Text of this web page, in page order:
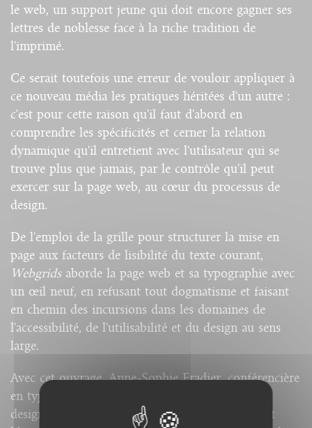
le web, un support jeune qui doit encore gagner ses
lettres de noblesse face à la riche tradition de
l'imprimé.
Ce serait toutefois une erreur de vouloir appliquer à
ce nouveau média les pratiques héritées d'un autre :
c'est pour cette raison qu'il faut d'abord en
comprendre les spécificités et cerner la relation
dynamique qu'il entretient avec l'utilisateur qui se
trouve plus que jamais, par le contrôle qu'il peut
exercer sur la page web, au cœur du processus de
design.
De l'emploi de la grille pour structurer la mise en
page aux facteurs de lisibilité du texte courant,
Webgridsaborde la page web et sa typographie avec
un œil neuf, en refusant tout dogmatisme et faisant
en chemin des incursions dans les domaines de
l'accessibilité, de l'utilisabilité et du design au sens
large.
Avec cet ouvrage, Anne-Sophie Fradier, conférencière
en typographie et accessibilité web, propose aux
designers d'exploiter au mieux, intelligemment et